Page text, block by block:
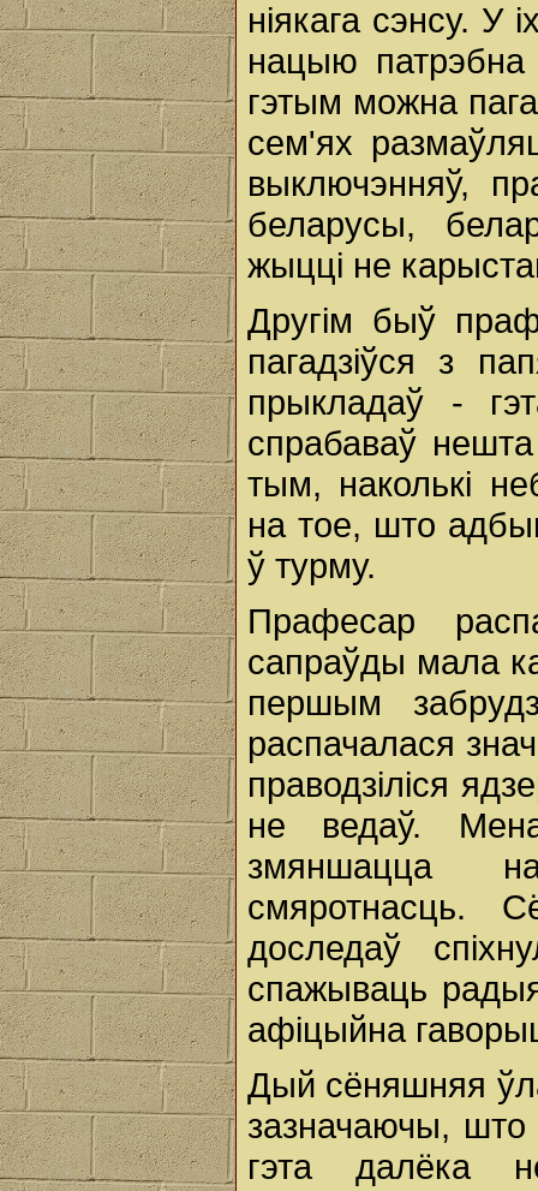
ніякага сэнсу. У
нацыю патрэбна
гэтым можна
сем'ях
выключэнняў,
беларусы,
жыцці не
Другім быў
пагадзіўся з
прыкладаў -
спрабаваў
тым, наколькі
на тое, што
ў турму.
Прафесар
сапраўды мала
першым
распачалася
праводзіліся
не ведаў.
змяншацца
смяротнасць.
доследаў
спажываць
афіцыйна
Дый сёняшняя
зазначаючы, што
гэта далёка